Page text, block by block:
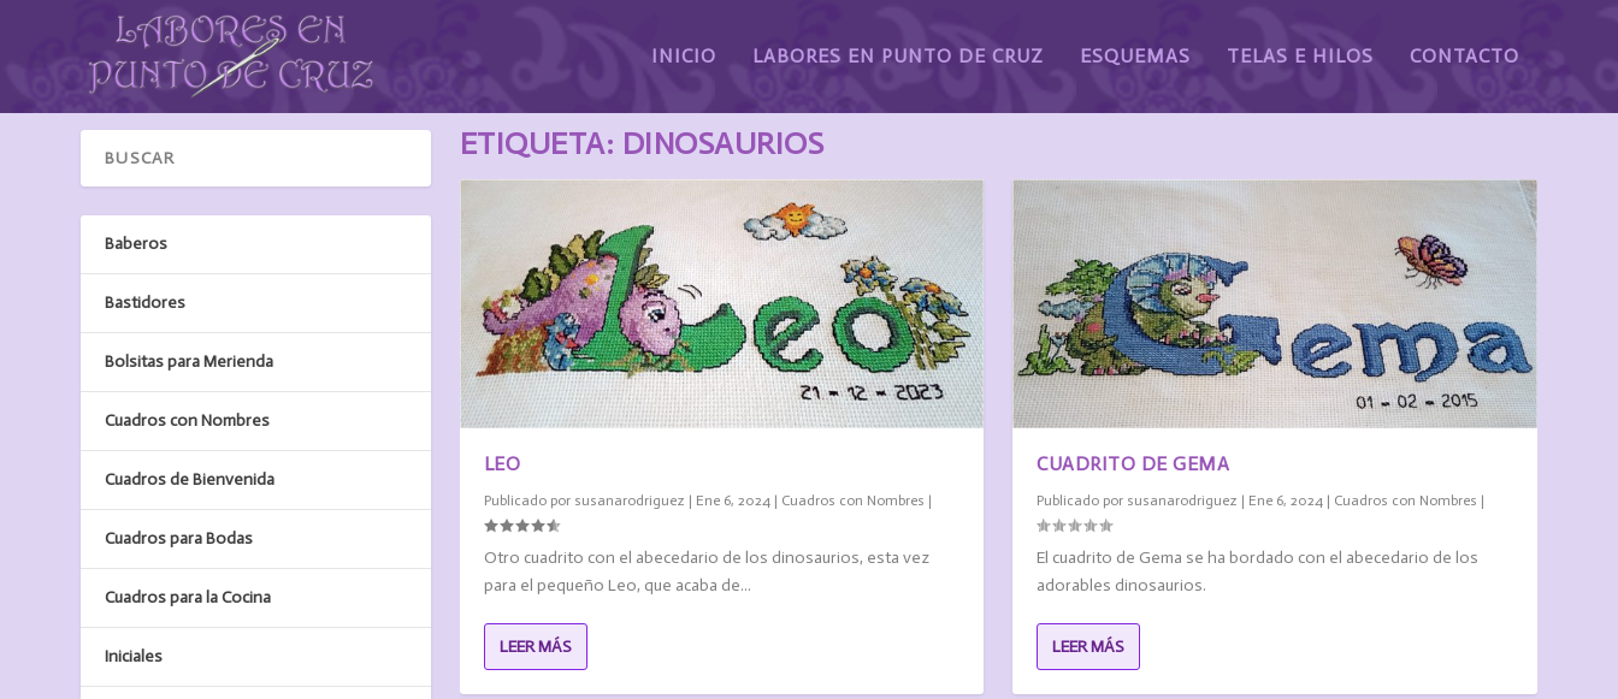
INICIO LABORES EN PUNTO DE CRUZ ESQUEMAS TELAS E HILOS CONTACTO
ETIQUETA: DINOSAURIOS
LEO
Publicado por susanarodriguez | Ene 6, 2024| Cuadros con Nombres |
Otro cuadrito con el abecedario de los dinosaurios, esta vez
para el pequeño Leo, que acaba de...
LEER MÁS
CUADRITO DE GEMA
Publicado por susanarodriguez | Ene 6, 2024 | Cuadros con Nombres |
El cuadrito de Gema se ha bordado con el abecedario de los
adorables dinosaurios.
LEER MÁS
Baberos
Bastidores
Bolsitas para Merienda
Cuadros con Nombres
Cuadros de Bienvenida
Cuadros para Bodas
Cuadros para la Cocina
Iniciales